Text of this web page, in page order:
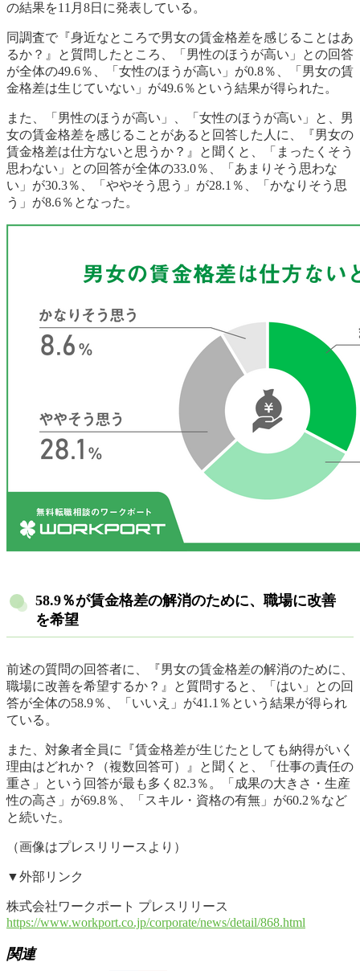
の結果を11月8日に発表している。
同調査で『身近なところで男女の賃金格差を感じることはあ
るか？』と質問したところ、「男性のほうが高い」との回答
が全体の49.6％、「女性のほうが高い」が0.8％、「男女の賃
金格差は生じていない」が49.6％という結果が得られた。
また、「男性のほうが高い」、「女性のほうが高い」と、男
女の賃金格差を感じることがあると回答した人に、『男女の
賃金格差は仕方ないと思うか？』と聞くと、「まったくそう
思わない」との回答が全体の33.0％、「あまりそう思わな
い」が30.3％、「ややそう思う」が28.1％、「かなりそう思
う」が8.6％となった。
58.9％が賃金格差の解消のために、職場に改善
を希望
前述の質問の回答者に、『男女の賃金格差の解消のために、
職場に改善を希望するか？』と質問すると、「はい」との回
答が全体の58.9％、「いいえ」が41.1％という結果が得られ
ている。
また、対象者全員に『賃金格差が生じたとしても納得がいく
理由はどれか？（複数回答可）』と聞くと、「仕事の責任の
重さ」という回答が最も多く82.3％。「成果の大きさ・生産
性の高さ」が69.8％、「スキル・資格の有無」が60.2％など
と続いた。
（画像はプレスリリースより）
▼外部リンク
株式会社ワークポート プレスリリース
https://www.workport.co.jp/corporate/news/detail/868.html
関連